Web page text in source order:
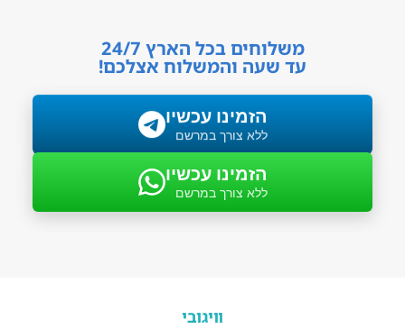
משלוחים בכל הארץ 24/7
עד שעה והמשלוח אצלכם!
הזמינו עכשיו
ללא צורך במרשם
הזמינו עכשיו
ללא צורך במרשם
וויגובי